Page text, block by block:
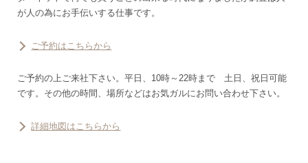
が人の為にお手伝いする仕事です。
ご予約はこちらから
ご予約の上ご来社下さい。平日、10時～22時まで 土日、祝日可能
です。その他の時間、場所などはお気ガルにお問い合わせ下さい。
詳細地図はこちらから